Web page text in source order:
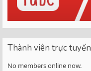
Thành viên trực tuyến
No members online now.